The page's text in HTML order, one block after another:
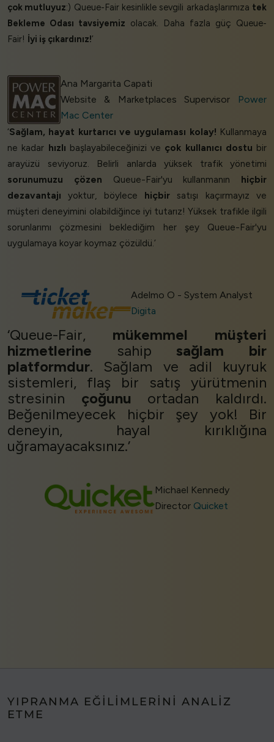
çok mutluyuz:) Queue-Fair kesinlikle sevgili arkadaşlarımıza tek
Bekleme Odası tavsiyemiz olacak. Daha fazla güç Queue-
Fair! İyi iş çıkardınız!’
Ana Margarita Capati
Website & Marketplaces Supervisor
Power
Mac Center
‘Sağlam, hayat kurtarıcı ve uygulaması kolay! Kullanmaya
ne kadar hızlı başlayabileceğinizi ve çok kullanıcı dostu bir
arayüzü seviyoruz. Belirli anlarda yüksek trafik yönetimi
sorunumuzu çözen Queue-Fair'yu kullanmanın hiçbir
dezavantajı yoktur, böylece hiçbir satışı kaçırmayız ve
müşteri deneyimini olabildiğince iyi tutarız! Yüksek trafikle ilgili
sorunlarımı çözmesini beklediğim her şey Queue-Fair'yu
uygulamaya koyar koymaz çözüldü.’
Adelmo O - System Analyst
Digita
‘Queue-Fair, mükemmel müşteri
hizmetlerine sahipsağlam bir
platformdur. Sağlam ve adil kuyruk
sistemleri, flaş bir satış yürütmenin
stresinin çoğunu ortadan kaldırdı.
Beğenilmeyecek hiçbir şey yok! Bir
deneyin, hayal kırıklığına
uğramayacaksınız.’
Michael Kennedy
Director Quicket
YIPRANMA EĞILIMLERINI ANALIZ
ETME